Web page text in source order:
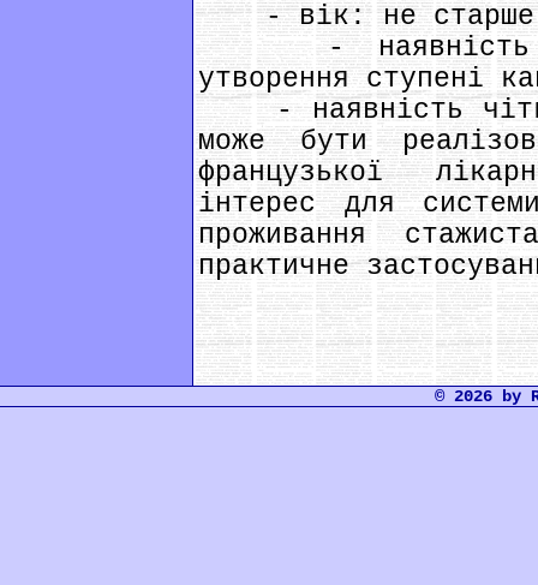
- вік: не старше
- наявність
утворення ступені
- наявність
може бути
французької
інтерес для
проживання
практичне
© 2026 by